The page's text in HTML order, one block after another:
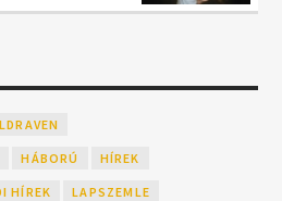
HÁBORÚ HÍREK
HÍREK LAPSZEMLE